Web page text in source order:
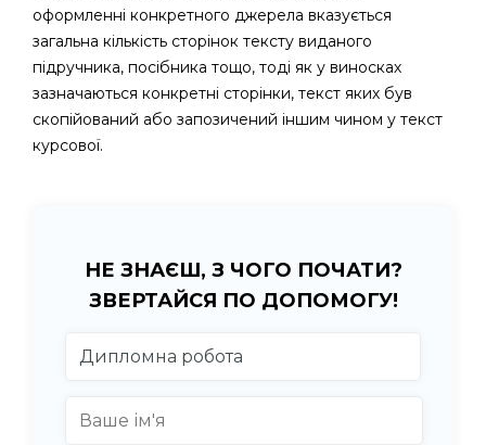
оформленні конкретного джерела вказується
загальна кількість сторінок тексту виданого
підручника, посібника тощо, тоді як у виносках
зазначаються конкретні сторінки, текст яких був
скопійований або запозичений іншим чином у текст
курсової.
НЕ ЗНАЄШ, З ЧОГО ПОЧАТИ?
ЗВЕРТАЙСЯ ПО ДОПОМОГУ!